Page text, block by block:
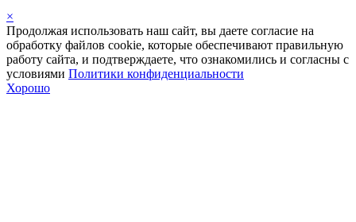
×
Продолжая использовать наш сайт, вы даете согласие на
обработку файлов cookie, которые обеспечивают правильную
работу сайта, и подтверждаете, что ознакомились и согласны с
условиями Политики конфиденциальности
Хорошо